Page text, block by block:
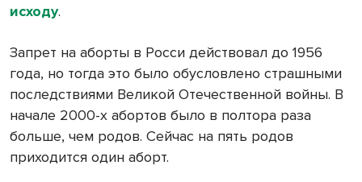
исходу.
Запрет на аборты в Росси действовал до 1956
года, но тогда это было обусловлено страшными
последствиями Великой Отечественной войны. В
начале 2000-х абортов было в полтора раза
больше, чем родов. Сейчас на пять родов
приходится один аборт.